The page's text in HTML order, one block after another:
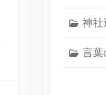
神社
言葉